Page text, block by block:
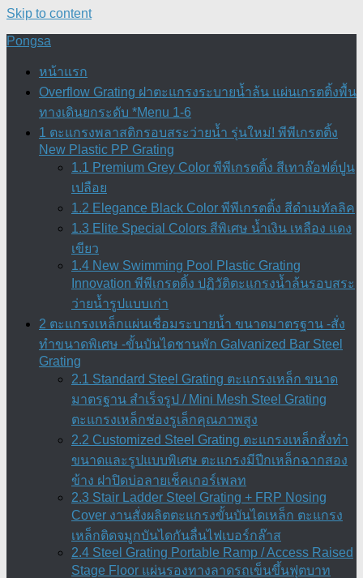
Skip to content
Pongsa
หน้าแรก
Overflow Grating ฝาตะแกรงระบายน้ำล้น แผ่นเกรตติ้งพื้น
ทางเดินยกระดับ *Menu 1-6
1 ตะแกรงพลาสติกรอบสระว่ายน้ำ รุ่นใหม่! พีพีเกรตติ้ง
New Plastic PP Grating
1.1 Premium Grey Color พีพีเกรตติ้ง สีเทาล๊อฟต์ปูน
เปลือย
1.2 Elegance Black Color พีพีเกรตติ้ง สีดำเมทัลลิค
1.3 Elite Special Colors สีพิเศษ น้ำเงิน เหลือง แดง
เขียว
1.4 New Swimming Pool Plastic Grating
Innovation พีพีเกรตติ้ง ปฏิวัติตะแกรงน้ำล้นรอบสระ
ว่ายน้ำรูปแบบเก่า
2 ตะแกรงเหล็กแผ่นเชื่อมระบายน้ำ ขนาดมาตรฐาน -สั่ง
ทำขนาดพิเศษ -ขั้นบันไดชานพัก Galvanized Bar Steel
Grating
2.1 Standard Steel Grating ตะแกรงเหล็ก ขนาด
มาตรฐาน สำเร็จรูป / Mini Mesh Steel Grating
ตะแกรงเหล็กช่องรูเล็กคุณภาพสูง
2.2 Customized Steel Grating ตะแกรงเหล็กสั่งทำ
ขนาดและรูปแบบพิเศษ ตะแกรงมีปีกเหล็กฉากสอง
ข้าง ฝาปิดบ่อลายเช็คเกอร์เพลท
2.3 Stair Ladder Steel Grating + FRP Nosing
Cover งานสั่งผลิตตะแกรงขั้นบันไดเหล็ก ตะแกรง
เหล็กติดจมูกบันไดกันลื่นไฟเบอร์กล๊าส
2.4 Steel Grating Portable Ramp / Access Raised
Stage Floor แผ่นรองทางลาดรถเข็นขึ้นฟุตบาท